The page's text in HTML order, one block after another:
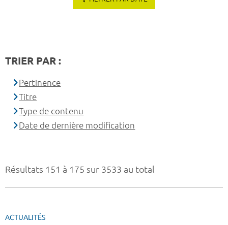
Résultats 151 à 175 sur 3533 au total
ACTUALITÉS
TRIER PAR :
Pertinence
Titre
Type de contenu
Date de dernière modification